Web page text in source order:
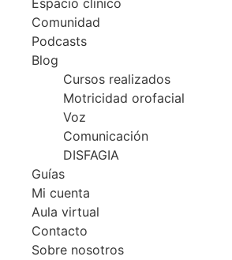
Espacio clínico
Comunidad
Podcasts
Blog
Cursos realizados
Motricidad orofacial
Voz
Comunicación
DISFAGIA
Guías
Mi cuenta
Aula virtual
Contacto
Sobre nosotros